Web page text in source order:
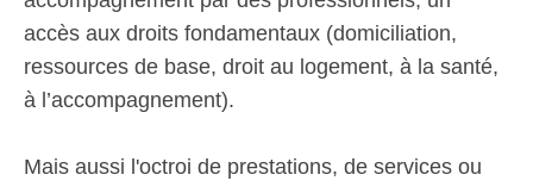
accès aux droits fondamentaux (domiciliation,
ressources de base, droit au logement, à la santé,
à l’accompagnement).
Mais aussi l'octroi de prestations, de services ou